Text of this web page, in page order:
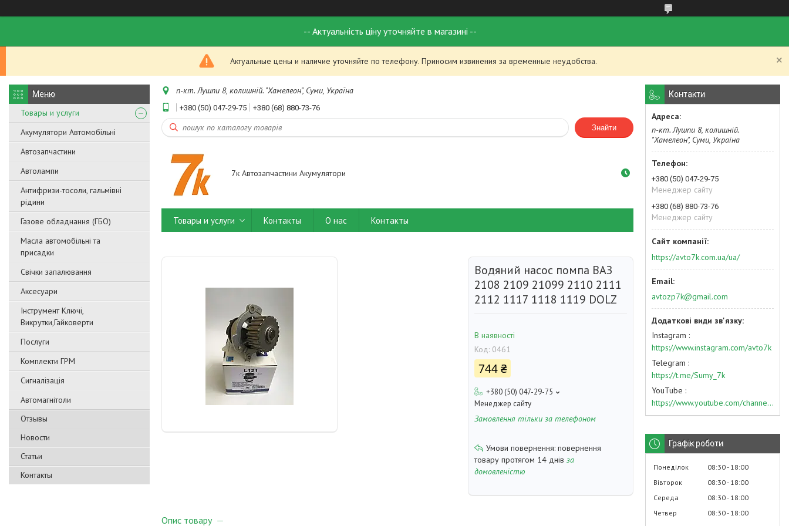
-- Актуальність ціну уточняйте в магазині --
Актуальные цены и наличие уточняйте по телефону. Приносим извинения за временные неудобства.
Товары и услуги
Акумулятори Автомобільні
Автозапчастини
Автолампи
Антифризи-тосоли, гальмівні
рідини
Газове обладнання (ГБО)
Масла автомобільні та
присадки
Свічки запалювання
Аксесуари
Інструмент Ключі,
Викрутки,Гайковерти
Послуги
Комплекти ГРМ
Сигналізація
Автомагнітоли
Отзывы
Новости
Статьи
Контакты
п-кт. Лушпи 8, колишній. "Хамелеон", Суми, Україна
+380 (50) 047-29-75 +380 (68) 880-73-76
Знайти
7к Автозапчастини Акумулятори
Товары и услуги Контакты О нас Контакты
Водяний насос помпа ВАЗ
2108 2109 21099 2110 2111
2112 1117 1118 1119 DOLZ
В наявності
Код: 0461
744 ₴
+380 (50) 047-29-75
Менеджер сайту
Замовлення тільки за телефоном
повернення
товару протягом 14 днів за
домовленістю
Опис товару
Контакти
п-кт. Лушпи 8, колишній.
"Хамелеон", Суми, Україна
+380 (50) 047-29-75
Менеджер сайту
+380 (68) 880-73-76
Менеджер сайту
https://avto7k.com.ua/ua/
avtozp7k@gmail.com
Instagram
https://www.instagram.com/avto7k
Telegram
https://t.me/Sumy_7k
YouTube
https://www.youtube.com/channel/UC574nvqqf5H_LzT4Va_GpQg?view_as=subscriber
Графік роботи
Понеділок 08:30 18:00
Вівторок
08:30 18:00
Середа
08:30 18:00
Четвер
08:30 18:00